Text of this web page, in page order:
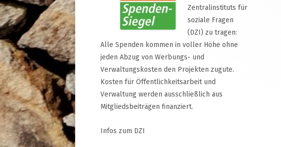
Zentralinstituts für
soziale Fragen
(DZI) zu tragen:
Alle Spenden kommen in voller Höhe ohne
jeden Abzug von Werbungs- und
Verwaltungskosten den Projekten zugute.
Kosten für Öffentlichkeitsarbeit und
Verwaltung werden ausschließlich aus
Mitgliedsbeiträgen finanziert.
Infos zum DZI